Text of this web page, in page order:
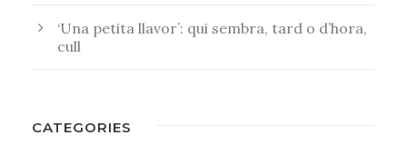
‘Una petita llavor’: qui sembra, tard o d’hora,
cull
CATEGORIES